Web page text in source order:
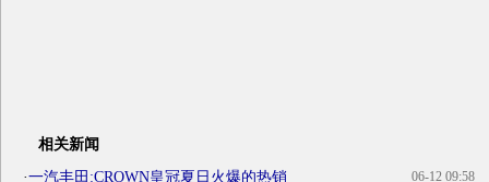
相关新闻
06-12 09:58
·一汽丰田:CROWN皇冠夏日火爆的热销